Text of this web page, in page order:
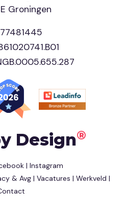
Groningen
77481445
Design®
| Instagram
& Avg| Vacatures | Werkveld |